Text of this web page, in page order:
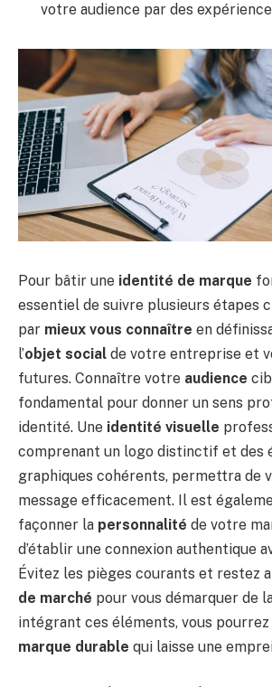
votre audience par des
Pour bâtir une identité de marque
essentiel de suivre plusieurs étapes
par mieux vous connaître en
l’objet social de votre entreprise et
futures. Connaître votre audience
fondamental pour donner un sens
identité. Une identité visuelle
comprenant un logo distinctif et des
graphiques cohérents, permettra de
message efficacement. Il est
façonner la personnalité de votre
d’établir une connexion authentique
Évitez les pièges courants et restez
de marché pour vous démarquer de
intégrant ces éléments, vous
marque durable qui laisse une